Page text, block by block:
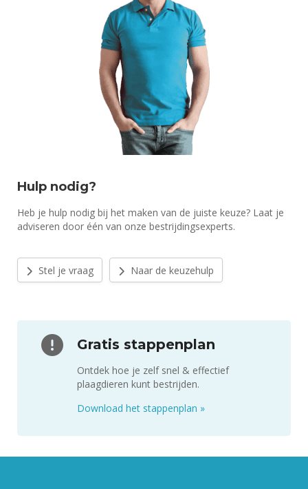
Hulp nodig?
Heb je hulp nodig bij het maken van de juiste keuze? Laat je
adviseren door één van onze bestrijdingsexperts.
Stel je vraag Naar de keuzehulp
Gratis stappenplan
Ontdek hoe je zelf snel & effectief
plaagdieren kunt bestrijden.
Download het stappenplan »